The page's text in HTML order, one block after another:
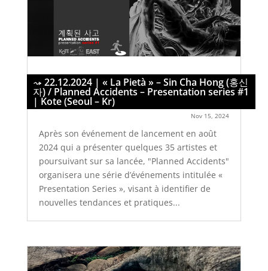
22.12.2024 | « La Pietà » – Sin Cha Hong (홍신
자) / Planned Accidents – Presentation series #1
| Kote (Seoul – Kr)
Nov 15, 2024
Après son événement de lancement en août
2024 qui a présenter quelques 35 artistes et
poursuivant sur sa lancée, "Planned Accidents"
organisera une série d’événements intitulée «
Presentation Series », visant à identifier de
nouvelles tendances et pratiques...